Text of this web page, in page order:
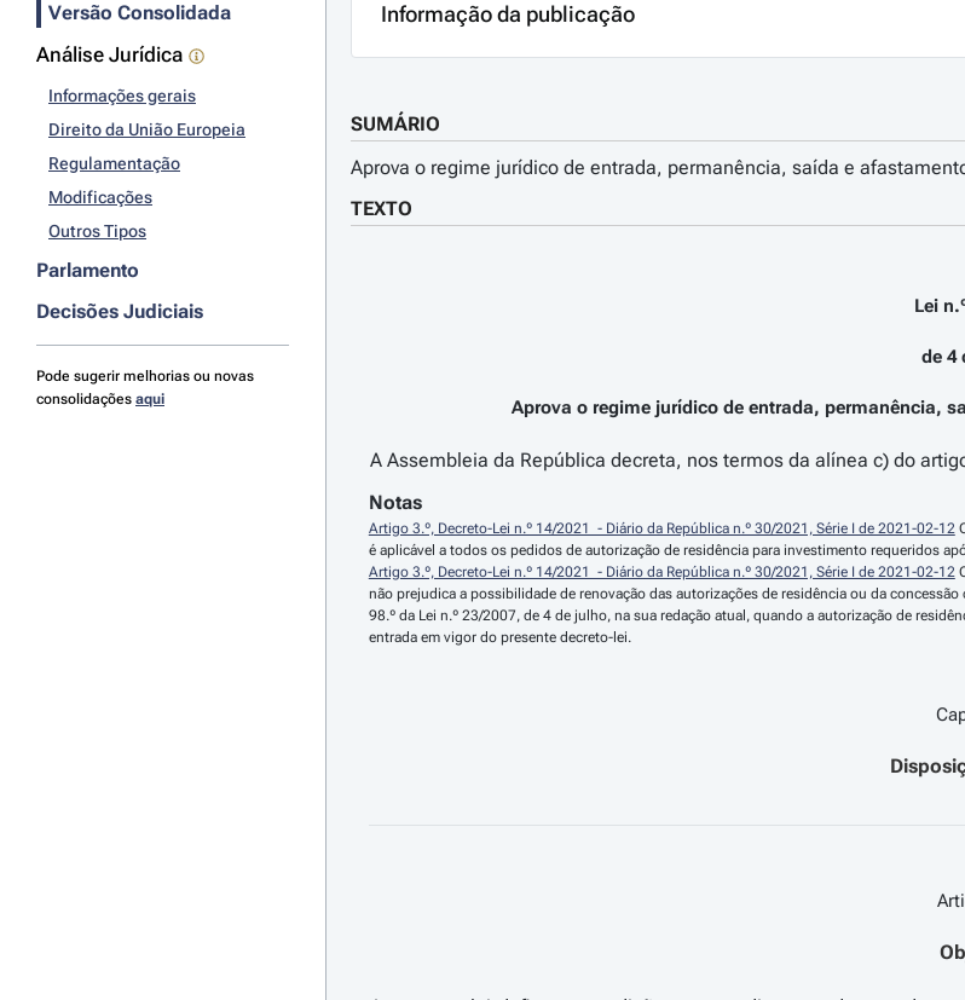
Versão Consolidada
Análise Jurídica
Informações gerais
Direito da União Europeia
Regulamentação
Modificações
Outros Tipos
Parlamento
Decisões Judiciais
Pode sugerir melhorias ou novas
consolidações aqui
Informação da publicação
SUMÁRIO
Aprova o regime jurídico de entrada, permanência, saída e
TEXTO
Lei
de 4
Aprova o regime jurídico de entrada, permanência,
A Assembleia da República decreta, nos termos da alínea c) do
Notas
Artigo 3.º, Decreto-Lei n.º 14/2021  - Diário da República n.º 30/2021, Série I de 2021-02-12
é aplicável a todos os pedidos de autorização de residência para investimento requeridos
Artigo 3.º, Decreto-Lei n.º 14/2021  - Diário da República n.º 30/2021, Série I de 2021-02-12
não prejudica a possibilidade de renovação das autorizações de residência ou da
98.º da Lei n.º 23/2007, de 4 de julho, na sua redação atual, quando a autorização de
entrada em vigor do presente decreto-lei.